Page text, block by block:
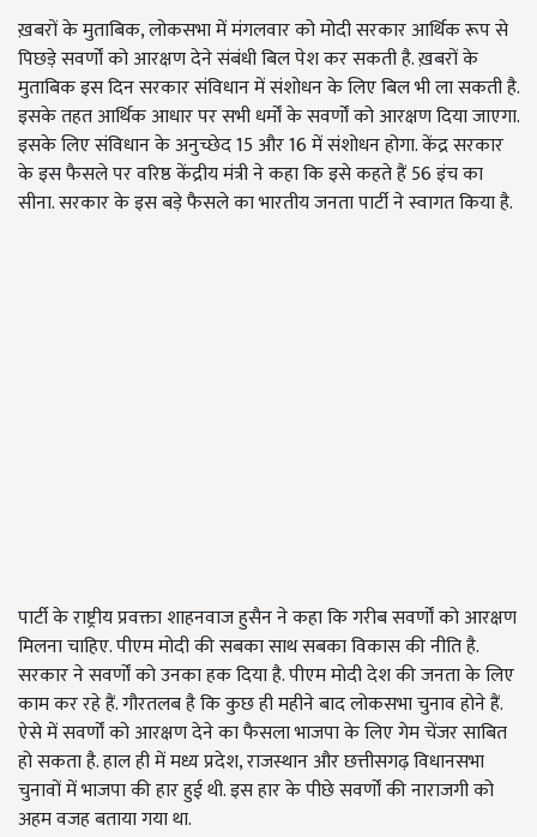
ख़बरों के मुताबिक, लोकसभा में मंगलवार को मोदी सरकार आर्थिक रूप से
पिछड़े सवर्णों को आरक्षण देने संबंधी बिल पेश कर सकती है. ख़बरों के
मुताबिक इस दिन सरकार संविधान में संशोधन के लिए बिल भी ला सकती है.
इसके तहत आर्थिक आधार पर सभी धर्मों के सवर्णों को आरक्षण दिया जाएगा.
इसके लिए संविधान के अनुच्‍छेद 15 और 16 में संशोधन होगा. केंद्र सरकार
के इस फैसले पर वरिष्ठ केंद्रीय मंत्री ने कहा कि इसे कहते हैं 56 इंच का
सीना. सरकार के इस बड़े फैसले का भारतीय जनता पार्टी ने स्वागत किया है.
पार्टी के राष्ट्रीय प्रवक्ता शाहनवाज हुसैन ने कहा कि गरीब सवर्णों को आरक्षण
मिलना चाहिए. पीएम मोदी की सबका साथ सबका विकास की नीति है.
सरकार ने सवर्णों को उनका हक दिया है. पीएम मोदी देश की जनता के लिए
काम कर रहे हैं. गौरतलब है कि कुछ ही महीने बाद लोकसभा चुनाव होने हैं.
ऐसे में सवर्णों को आरक्षण देने का फैसला भाजपा के लिए गेम चेंजर साबित
हो सकता है. हाल ही में मध्य प्रदेश, राजस्थान और छत्तीसगढ़ विधानसभा
चुनावों में भाजपा की हार हुई थी. इस हार के पीछे सवर्णों की नाराजगी को
अहम वजह बताया गया था.